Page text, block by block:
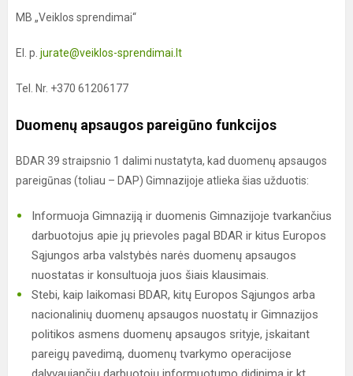
MB „Veiklos sprendimai“
El. p. jurate@veiklos-sprendimai.lt
Tel. Nr. +370 61206177
Duomenų apsaugos pareigūno funkcijos
BDAR 39 straipsnio 1 dalimi nustatyta, kad duomenų apsaugos
pareigūnas (toliau – DAP) Gimnazijoje atlieka šias užduotis:
Informuoja Gimnaziją ir duomenis Gimnazijoje tvarkančius
darbuotojus apie jų prievoles pagal BDAR ir kitus Europos
Sąjungos arba valstybės narės duomenų apsaugos
nuostatas ir konsultuoja juos šiais klausimais.
Stebi, kaip laikomasi BDAR, kitų Europos Sąjungos arba
nacionalinių duomenų apsaugos nuostatų ir Gimnazijos
politikos asmens duomenų apsaugos srityje, įskaitant
pareigų pavedimą, duomenų tvarkymo operacijose